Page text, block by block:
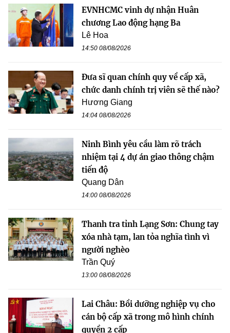
EVNHCMC vinh dự nhận Huân
chương Lao động hạng Ba
Lê Hoa
14:50 08/08/2026
Đưa sĩ quan chính quy về cấp xã,
chức danh chính trị viên sẽ thế nào?
Hương Giang
14:04 08/08/2026
Ninh Bình yêu cầu làm rõ trách
nhiệm tại 4 dự án giao thông chậm
tiến độ
Quang Dân
14:00 08/08/2026
Thanh tra tỉnh Lạng Sơn: Chung tay
xóa nhà tạm, lan tỏa nghĩa tình vì
người nghèo
Trần Quý
13:00 08/08/2026
Lai Châu: Bồi dưỡng nghiệp vụ cho
cán bộ cấp xã trong mô hình chính
quyền 2 cấp